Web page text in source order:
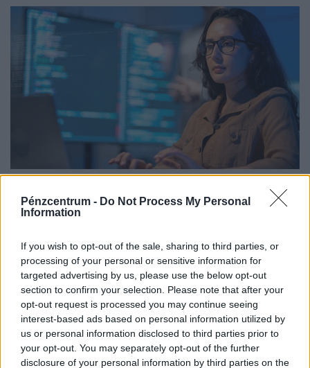
Pénzcentrum - Do Not Process My Personal
Information
If you wish to opt-out of the sale, sharing to third parties, or
processing of your personal or sensitive information for
targeted advertising by us, please use the below opt-out
section to confirm your selection. Please note that after your
opt-out request is processed you may continue seeing
interest-based ads based on personal information utilized by
us or personal information disclosed to third parties prior to
your opt-out. You may separately opt-out of the further
disclosure of your personal information by third parties on the
munkanapot a magyaroknak: váratlan javaslat
érkezett
Átfogó javaslatcsomagot dolgozott ki a Magyar
Kereskedelmi és Iparkamara (MKIK) a gazdaság
működőképességének megőrzése és az energiaválság
kezelése érdekében.